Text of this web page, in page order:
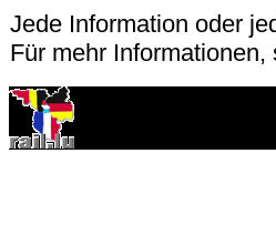
Jede Information oder
Für mehr